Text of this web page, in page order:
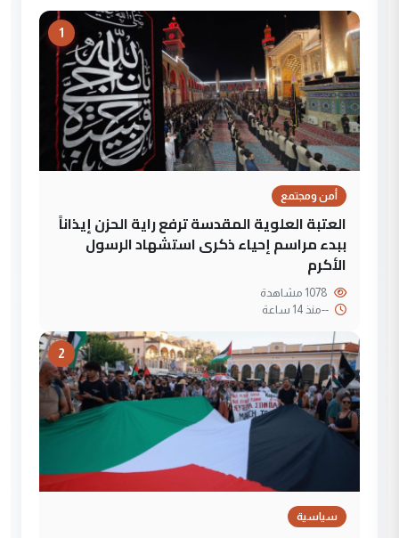
1
أمن ومجتمع
العتبة العلوية المقدسة ترفع راية الحزن إيذاناً
ببدء مراسم إحياء ذكرى استشهاد الرسول
الأكرم
--منذ 14 ساعة
2
سياسية